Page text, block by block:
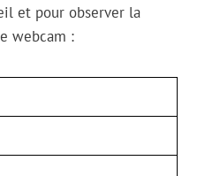
et pour observer la
webcam :